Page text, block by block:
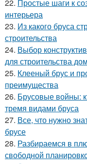
22. Простые шаги к
интерьера
23. Из какого бруса
строительства
24. Выбор
для строительства
25. Клееный брус и
преимущества
26. Брусовые войны:
тремя видами бруса
27. Все, что нужно
брусе
28. Разбираемся в
свободной